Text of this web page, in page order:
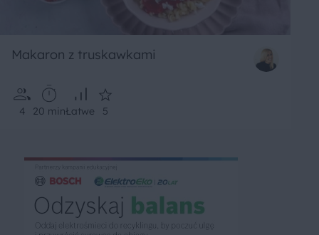
Makaron z truskawkami
4 20 minŁatwe 5